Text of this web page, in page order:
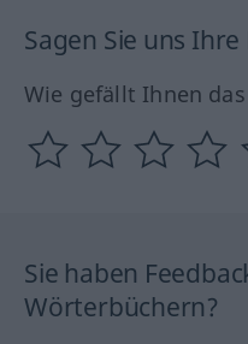
Sagen Sie uns
Wie gefällt Ihnen
Sie haben
Wörterbüchern?